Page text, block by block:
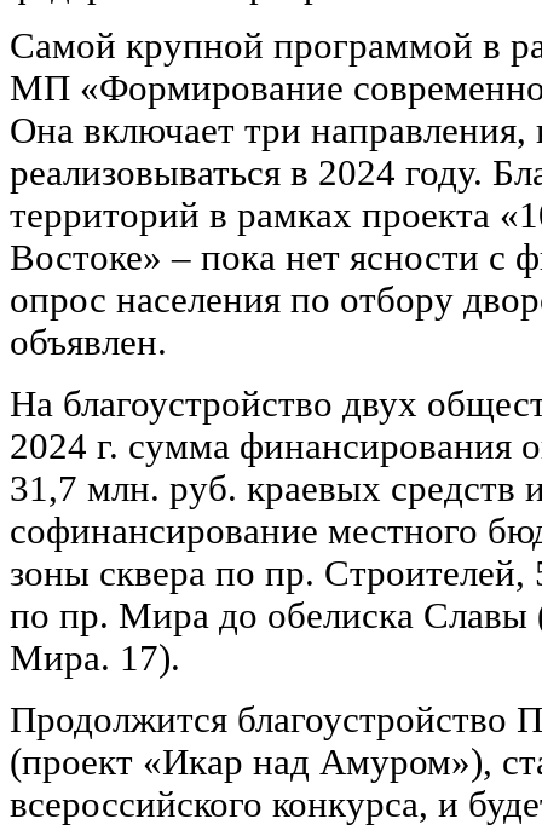
Самой крупной программой в
МП «Формирование
Она включает три направления,
реализовываться в 2024 году.
территорий в рамках проекта
Востоке» – пока нет ясности с
опрос населения по отбору
На благоустройство двух
2024 г. сумма финансирования
31,7 млн. руб. краевых средств
софинансирование местного
зоны сквера по пр.
по пр. Мира до обелиска
Мира. 17).
Продолжится благоустройство
(проект «Икар над Амуром»),
всероссийского конкурса, и